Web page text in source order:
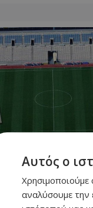
Αυτός ο
Χρησιμοποιούμε
αναλύσουμε την